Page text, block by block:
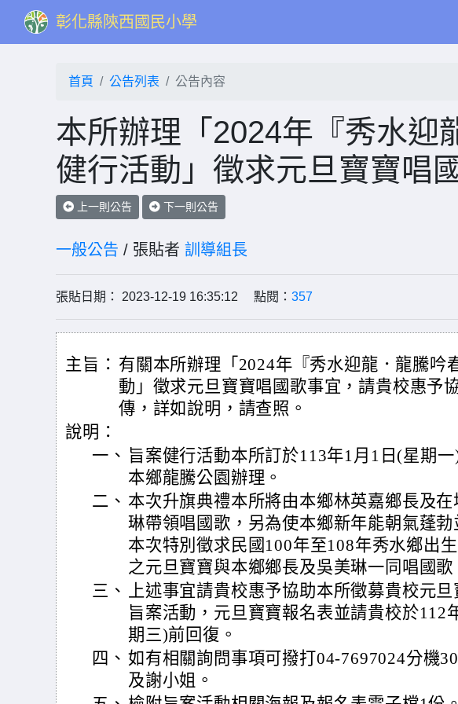
彰化縣陝西國民小學
首頁 公告列表 公告內容
本所辦理「2024年『秀水迎
健行活動」徵求元旦寶寶唱
上一則公告 下一則公告
一般公告 / 張貼者 訓導組長
張貼日期： 2023-12-19 16:35:12 點閱： 357
主旨： 有關本所辦理「2024年『秀水迎龍．龍騰吟
動」徵求元旦寶寶唱國歌事宜，請貴校惠予
傳，詳如說明，請查照。
說明：
一、 旨案健行活動本所訂於113年1月1日(星期
本鄉龍騰公園辦理。
二、 本次升旗典禮本所將由本鄉林英嘉鄉長及
琳帶領唱國歌，另為使本鄉新年能朝氣蓬勃
本次特別徵求民國100年至108年秀水鄉出
之元旦寶寶與本鄉鄉長及吳美琳一同唱國歌
三、
上述事宜請貴校惠予協助本所徵募貴校元
旨案活動，元旦寶寶報名表並請貴校於112
期三)前回復。
四、 如有相關詢問事項可撥打04-7697024分機
及謝小姐。